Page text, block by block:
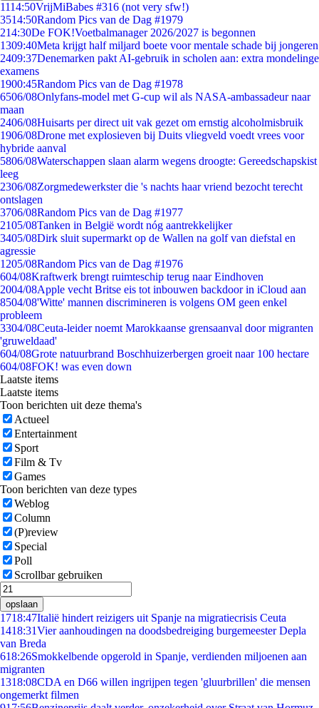
1114:50VrijMiBabes #316 (not very sfw!)
3514:50Random Pics van de Dag #1979
214:30De FOK!Voetbalmanager 2026/2027 is begonnen
1309:40Meta krijgt half miljard boete voor mentale schade bij jongeren
2409:37Denemarken pakt AI-gebruik in scholen aan: extra mondelinge
examens
1900:45Random Pics van de Dag #1978
6506/08Onlyfans-model met G-cup wil als NASA-ambassadeur naar
maan
2406/08Huisarts per direct uit vak gezet om ernstig alcoholmisbruik
1906/08Drone met explosieven bij Duits vliegveld voedt vrees voor
hybride aanval
5806/08Waterschappen slaan alarm wegens droogte: Gereedschapskist
leeg
2306/08Zorgmedewerkster die 's nachts haar vriend bezocht terecht
ontslagen
3706/08Random Pics van de Dag #1977
2105/08Tanken in België wordt nóg aantrekkelijker
3405/08Dirk sluit supermarkt op de Wallen na golf van diefstal en
agressie
1205/08Random Pics van de Dag #1976
604/08Kraftwerk brengt ruimteschip terug naar Eindhoven
2004/08Apple vecht Britse eis tot inbouwen backdoor in iCloud aan
8504/08'Witte' mannen discrimineren is volgens OM geen enkel
probleem
3304/08Ceuta-leider noemt Marokkaanse grensaanval door migranten
'gruweldaad'
604/08Grote natuurbrand Boschhuizerbergen groeit naar 100 hectare
604/08FOK! was even down
Laatste items
Laatste items
Toon berichten uit deze thema's
Actueel
Entertainment
Sport
Film & Tv
Games
Toon berichten van deze types
Weblog
Column
(P)review
Special
Poll
Scrollbar gebruiken
opslaan
1718:47Italië hindert reizigers uit Spanje na migratiecrisis Ceuta
1418:31Vier aanhoudingen na doodsbedreiging burgemeester Depla
van Breda
618:26Smokkelbende opgerold in Spanje, verdienden miljoenen aan
migranten
1318:08CDA en D66 willen ingrijpen tegen 'gluurbrillen' die mensen
ongemerkt filmen